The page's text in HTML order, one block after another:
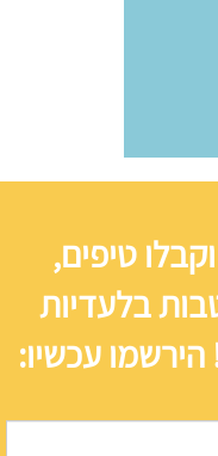
טיפים,
בלעדיות
עכשיו: